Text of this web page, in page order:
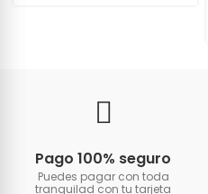
Pago 100% seguro
Puedes pagar con toda
tranquilad con tu tarjeta